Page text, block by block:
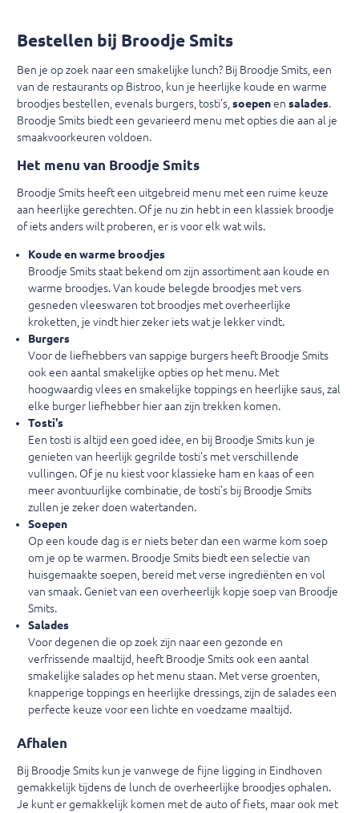
Bestellen bij Broodje Smits
Ben je op zoek naar een smakelijke lunch? Bij Broodje Smits, een
van de restaurants op Bistroo, kun je heerlijke koude en warme
broodjes bestellen, evenals burgers, tosti's, soepenen salades.
Broodje Smits biedt een gevarieerd menu met opties die aan al je
smaakvoorkeuren voldoen.
Het menu van Broodje Smits
Broodje Smits heeft een uitgebreid menu met een ruime keuze
aan heerlijke gerechten. Of je nu zin hebt in een klassiek broodje
of iets anders wilt proberen, er is voor elk wat wils.
Koude en warme broodjes
Broodje Smits staat bekend om zijn assortiment aan koude en
warme broodjes. Van koude belegde broodjes met vers
gesneden vleeswaren tot broodjes met overheerlijke
kroketten, je vindt hier zeker iets wat je lekker vindt.
Burgers
Voor de liefhebbers van sappige burgers heeft Broodje Smits
ook een aantal smakelijke opties op het menu. Met
hoogwaardig vlees en smakelijke toppings en heerlijke saus, zal
elke burger liefhebber hier aan zijn trekken komen.
Tosti's
Een tosti is altijd een goed idee, en bij Broodje Smits kun je
genieten van heerlijk gegrilde tosti's met verschillende
vullingen. Of je nu kiest voor klassieke ham en kaas of een
meer avontuurlijke combinatie, de tosti's bij Broodje Smits
zullen je zeker doen watertanden.
Soepen
Op een koude dag is er niets beter dan een warme kom soep
om je op te warmen. Broodje Smits biedt een selectie van
huisgemaakte soepen, bereid met verse ingrediënten en vol
van smaak. Geniet van een overheerlijk kopje soep van Broodje
Smits.
Salades
Voor degenen die op zoek zijn naar een gezonde en
verfrissende maaltijd, heeft Broodje Smits ook een aantal
smakelijke salades op het menu staan. Met verse groenten,
knapperige toppings en heerlijke dressings, zijn de salades een
perfecte keuze voor een lichte en voedzame maaltijd.
Afhalen
Bij Broodje Smits kun je vanwege de fijne ligging in Eindhoven
gemakkelijk tijdens de lunch de overheerlijke broodjes ophalen.
Je kunt er gemakkelijk komen met de auto of fiets, maar ook met